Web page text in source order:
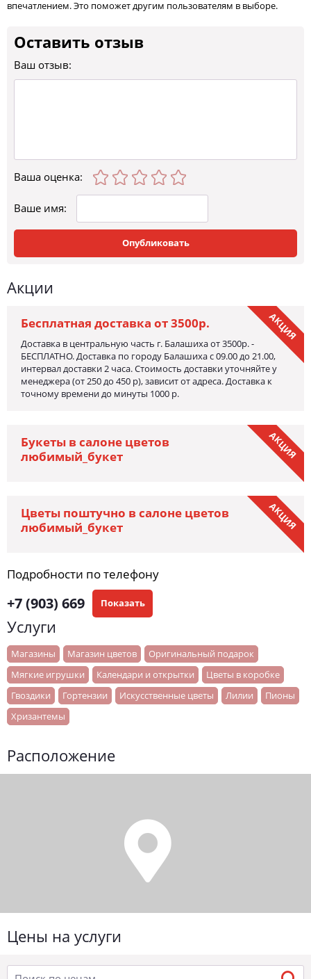
впечатлением. Это поможет другим пользователям в выборе.
Оставить отзыв
Ваш отзыв:
Ваша оценка:
Ваше имя:
Опубликовать
Акции
АКЦИЯ
Бесплатная доставка от 3500р.
Доставка в центральную часть г. Балашиха от 3500р. -
БЕСПЛАТНО. Доставка по городу Балашиха с 09.00 до 21.00,
интервал доставки 2 часа. Стоимость доставки уточняйте у
менеджера (от 250 до 450 р), зависит от адреса. Доставка к
точному времени до минуты 1000 р.
АКЦИЯ
Букеты в салоне цветов
любимый_букет
АКЦИЯ
Цветы поштучно в салоне цветов
любимый_букет
Подробности по телефону
+7 (903) 669 Показать
Услуги
Магазины Магазин цветов
Оригинальный подарок
Мягкие игрушки
Календари и открытки
Цветы в коробке
Гвоздики
Гортензии Искусственные цветы Лилии
Пионы
Хризантемы
Расположение
Цены на услуги